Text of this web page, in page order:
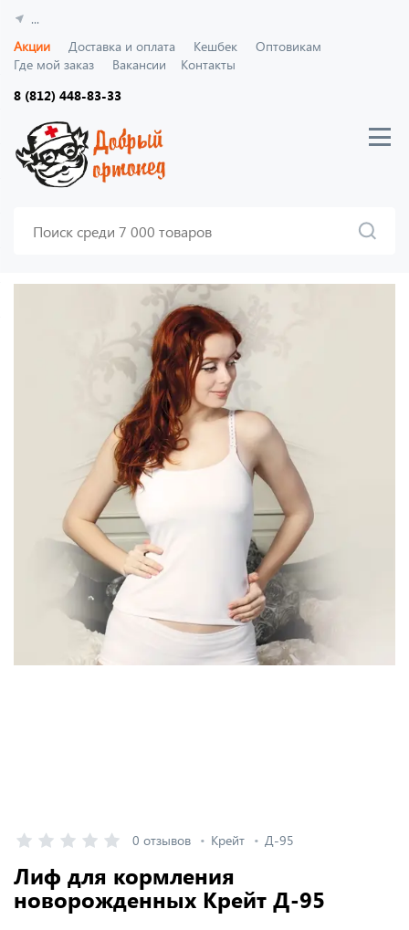
...
Акции
Доставка и оплата Кешбек
Оптовикам
Где мой заказ
Вакансии
Контакты
8 (812) 448-83-33
0 отзывов Крейт Д-95
Лиф для кормления
новорожденных Крейт Д-95